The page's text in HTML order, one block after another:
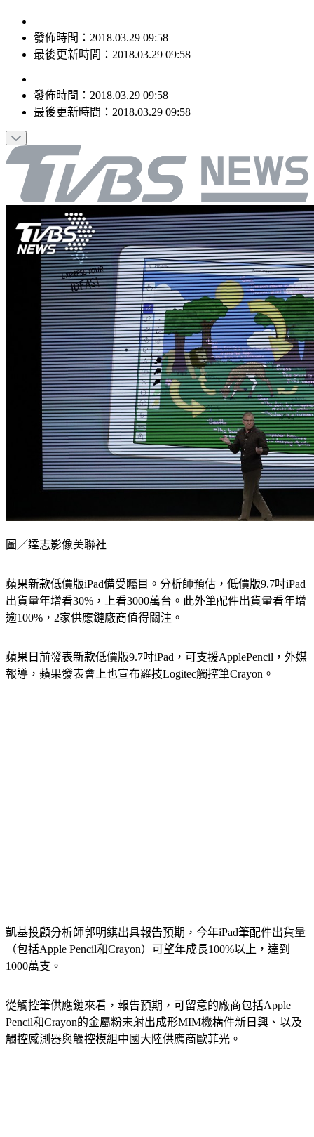
發佈時間：2018.03.29 09:58
最後更新時間：2018.03.29 09:58
發佈時間： 2018.03.29 09:58
最後更新時間： 2018.03.29 09:58
圖／達志影像美聯社
蘋果新款低價版iPad備受矚目。分析師預估，低價版9.7吋iPad
出貨量年增看30%，上看3000萬台。此外筆配件出貨量看年增
逾100%，2家供應鏈廠商值得關注。
蘋果日前發表新款低價版9.7吋iPad，可支援ApplePencil，外媒
報導，蘋果發表會上也宣布羅技Logitec觸控筆Crayon。
凱基投顧分析師郭明錤出具報告預期，今年iPad筆配件出貨量
（包括Apple Pencil和Crayon）可望年成長100%以上，達到
1000萬支。
從觸控筆供應鏈來看，報告預期，可留意的廠商包括Apple
Pencil和Crayon的金屬粉末射出成形MIM機構件新日興、以及
觸控感測器與觸控模組中國大陸供應商歐菲光。